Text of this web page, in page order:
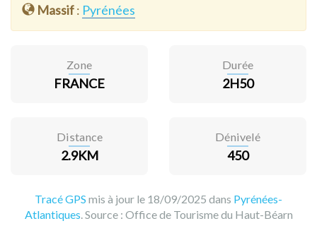
Massif: Pyrénées
Zone
FRANCE
Durée
2H50
Distance
2.9KM
Dénivelé
450
Tracé GPS mis à jour le 18/09/2025 dans Pyrénées-
Atlantiques. Source : Office de Tourisme du Haut-Béarn